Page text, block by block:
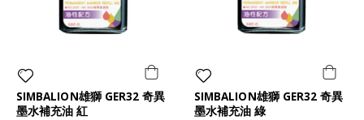
SIMBALION雄獅 GER32 奇異
墨水補充油 紅
SIMBALION雄獅 GER32 奇異
墨水補充油 綠